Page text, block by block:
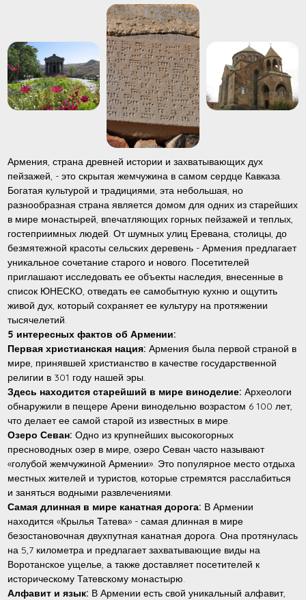
Армения, страна древней истории и захватывающих дух
пейзажей, - это скрытая жемчужина в самом сердце Кавказа.
Богатая культурой и традициями, эта небольшая, но
разнообразная страна является домом для одних из старейших
в мире монастырей, впечатляющих горных пейзажей и теплых,
гостеприимных людей. От шумных улиц Еревана, столицы, до
безмятежной красоты сельских деревень - Армения предлагает
уникальное сочетание старого и нового. Посетителей
приглашают исследовать ее объекты наследия, внесенные в
список ЮНЕСКО, отведать ее самобытную кухню и ощутить
живой дух, который сохраняет ее культуру на протяжении
тысячелетий.
5 интересных фактов об Армении:
Первая христианская нация: Армения была первой страной в
мире, принявшей христианство в качестве государственной
религии в 301 году нашей эры.
Здесь находится старейший в мире виноделие:Археологи
обнаружили в пещере Арени винодельню возрастом 6 100 лет,
что делает ее самой старой из известных в мире.
Озеро Севан: Одно из крупнейших высокогорных
пресноводных озер в мире, озеро Севан часто называют
«голубой жемчужиной Армении». Это популярное место отдыха
местных жителей и туристов, которые стремятся расслабиться
и заняться водными развлечениями.
Самая длинная в мире канатная дорога: В Армении
находится «Крылья Татева» - самая длинная в мире
безостановочная двухпутная канатная дорога. Она протянулась
на 5,7 километра и предлагает захватывающие виды на
Воротанское ущелье, а также доставляет посетителей к
историческому Татевскому монастырю.
Алфавит и язык: В Армении есть свой уникальный алфавит,